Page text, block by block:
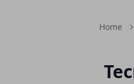
Home